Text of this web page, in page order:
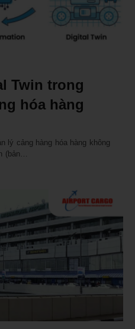
Twin trong
hóa hàng
lý cảng hàng hóa hàng không
(bản…